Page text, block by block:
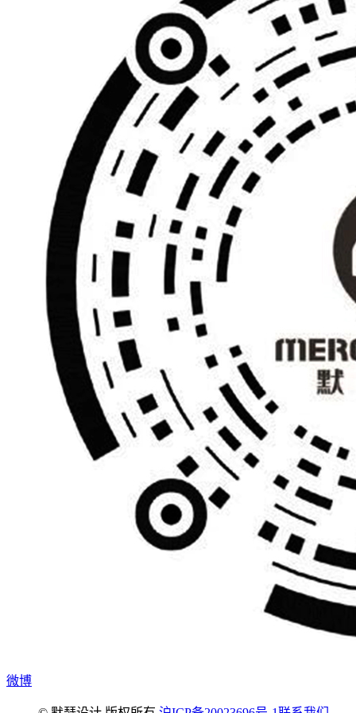
微博